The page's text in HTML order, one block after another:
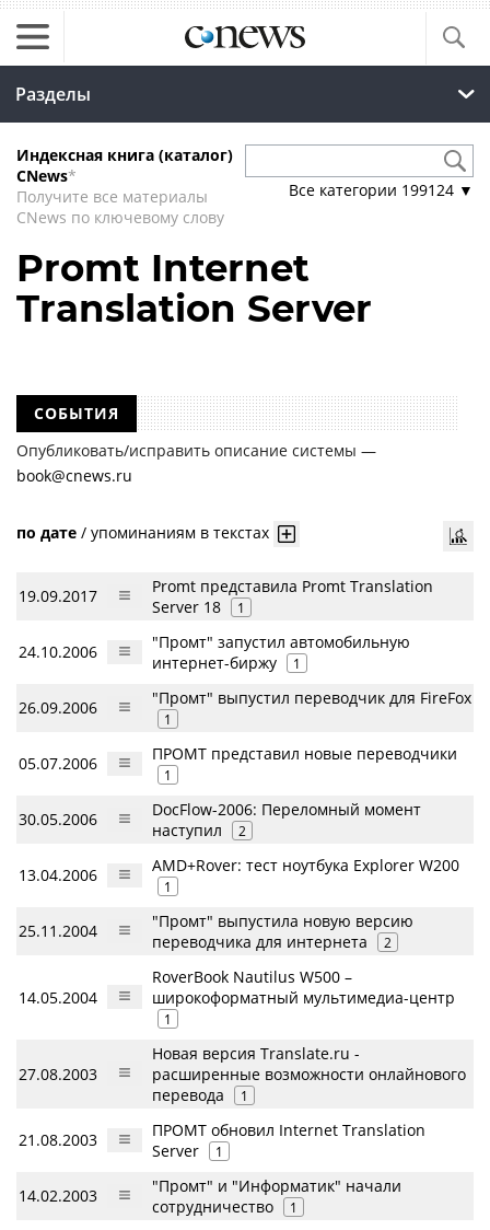
Разделы
Индексная книга (каталог)
CNews*
Получите все материалы
CNews по ключевому слову
Все категории 199124 ▼
Promt Internet
Translation Server
СОБЫТИЯ
Опубликовать/исправить описание системы —
book@cnews.ru
по дате / упоминаниям в текстах
19.09.2017
Promt представила Promt Translation
Server 18
1
24.10.2006
"Промт" запустил автомобильную
интернет-биржу
1
26.09.2006 "Промт" выпустил переводчик для FireFox
1
05.07.2006 ПРОМТ представил новые переводчики
1
30.05.2006
DocFlow-2006: Переломный момент
наступил
2
13.04.2006 AMD+Rover: тест ноутбука Explorer W200
1
25.11.2004
"Промт" выпустила новую версию
переводчика для интернета
2
14.05.2004
RoverBook Nautilus W500 –
широкоформатный мультимедиа-центр
1
27.08.2003
Новая версия Translate.ru -
расширенные возможности онлайнового
перевода
1
21.08.2003
ПРОМТ обновил Internet Translation
Server
1
14.02.2003
"Промт" и "Информатик" начали
сотрудничество
1